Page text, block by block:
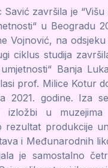
Savić završila je
u Beogradu
Vojnović, na
ciklus studija
Banja
prof. Milice Kotur
2021. godine. Iza
izložbi u muzejima
rezultat produkcije
i Međunarodnih
je samostalno